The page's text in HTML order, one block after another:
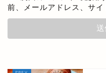
前、メールアドレス、サイ